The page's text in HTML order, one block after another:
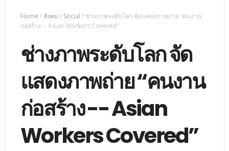
Home / สังคม / Social / ช่างภาพระดับโลก จัดแสดงภาพถ่าย “คนงาน
ก่อสร้าง -- Asian Workers Covered”
ช่างภาพระดับโลก จัด
แสดงภาพถ่าย “คนงาน
ก่อสร้าง -- Asian
Workers Covered”